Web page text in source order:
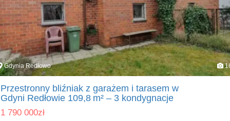
Gdynia Redłowo
Przestronny bliźniak z garażem i tarasem w
Gdyni Redłowie 109,8 m² – 3 kondygnacje
1 790 000zł